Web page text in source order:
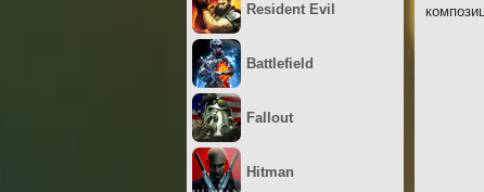
Resident Evil
Battlefield
Fallout
Hitman